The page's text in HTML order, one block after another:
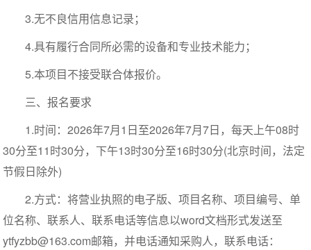
3.无不良信用信息记录；
4.具有履行合同所必需的设备和专业技术能力；
5.本项目不接受联合体报价。
三、报名要求
1.时间：2026年7月1日至2026年7月7日，每天上午08时
30分至11时30分，下午13时30分至16时30分(北京时间，法定
节假日除外)
2.方式：将营业执照的电子版、项目名称、项目编号、单
位名称、联系人、联系电话等信息以word文档形式发送至
ytfyzbb@163.com邮箱，并电话通知采购人，联系电话：